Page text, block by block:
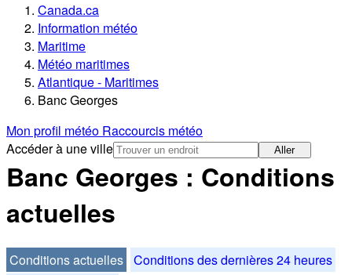
Canada.ca
Information météo
Maritime
Météo maritimes
Atlantique - Maritimes
Banc Georges
Mon profil météo Raccourcis météo
Accéder à une ville
Aller
Banc Georges : Conditions
actuelles
Conditions actuelles Conditions des dernières 24 heures